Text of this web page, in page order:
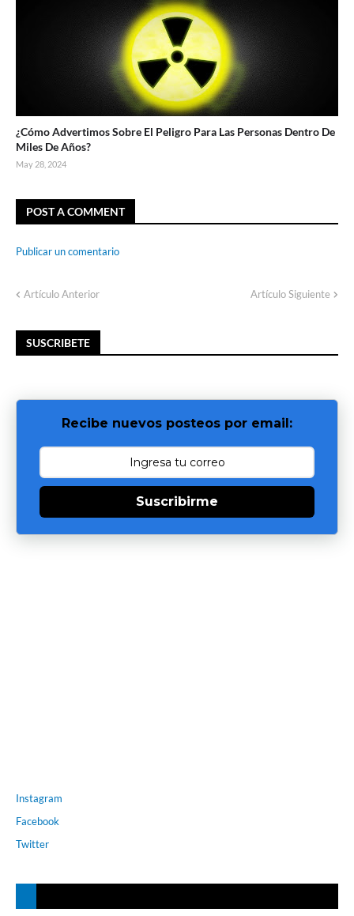
¿Cómo Advertimos Sobre El Peligro Para Las Personas Dentro De
Miles De Años?
May 28, 2024
POST A COMMENT
Publicar un comentario
Artículo Anterior Artículo Siguiente
SUSCRIBETE
Recibe nuevos posteos por email:
Suscribirme
Instagram
Facebook
Twitter